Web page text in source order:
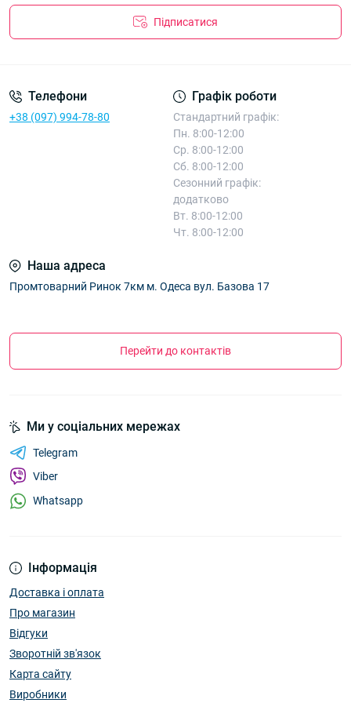
Підписатися
Телефони
+38 (097) 994-78-80
Графік роботи
Стандартний графік:
Пн. 8:00-12:00
Ср. 8:00-12:00
Сб. 8:00-12:00
Сезонний графік:
додатково
Вт. 8:00-12:00
Чт. 8:00-12:00
Наша адреса
Промтоварний Ринок 7км м. Одеса вул. Базова 17
Перейти до контактів
Інформація
Доставка і оплата
Про магазин
Відгуки
Зворотній зв'язок
Карта сайту
Виробники
Ми у соціальних мережах
Telegram
Viber
Whatsapp